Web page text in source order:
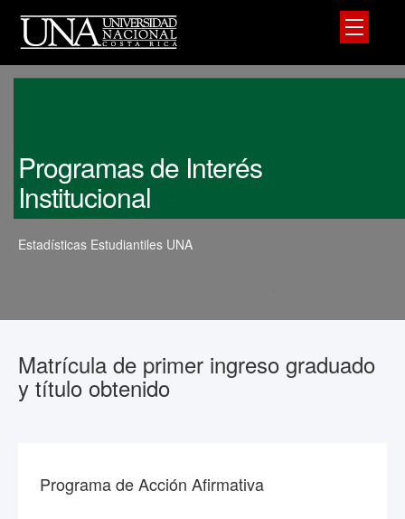
Programas de Interés
Institucional
Estadísticas Estudiantiles UNA
Matrícula de primer ingreso graduado
y título obtenido
Programa de Acción Afirmativa